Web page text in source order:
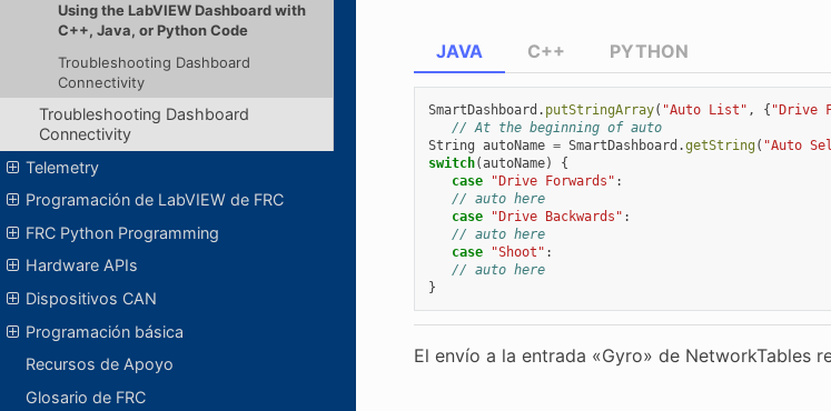
Using the LabVIEW Dashboard with
C++, Java, or Python Code
Troubleshooting Dashboard
Connectivity
Troubleshooting Dashboard
Connectivity
Telemetry
Programación de LabVIEW de FRC
FRC Python Programming
Hardware APIs
Dispositivos CAN
Programación básica
Recursos de Apoyo
Glosario de FRC
JAVA
SmartDashboard . putStringArray( "Auto List" , { "Drive
// At the beginning of auto
String autoName = SmartDashboard .getString( "Auto
switch(autoName)
{
case
"Drive Forwards" :
// auto here
case
"Drive Backwards" :
// auto here
case
"Shoot" :
// auto here
}
C++ PYTHON
El envío a la entrada «Gyro» de NetworkTables